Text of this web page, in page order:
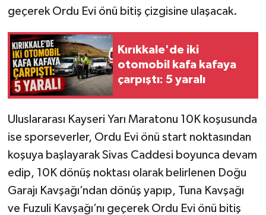
geçerek Ordu Evi önü bitiş çizgisine ulaşacak.
Kırıkkale'de iki
otomobil kafa kafaya
çarpıştı: 5 yaralı
Uluslararası Kayseri Yarı Maratonu 10K koşusunda
ise sporseverler, Ordu Evi önü start noktasından
koşuya başlayarak Sivas Caddesi boyunca devam
edip, 10K dönüş noktası olarak belirlenen Doğu
Garajı Kavşağı’ndan dönüş yapıp, Tuna Kavşağı
ve Fuzuli Kavşağı’nı geçerek Ordu Evi önü bitiş